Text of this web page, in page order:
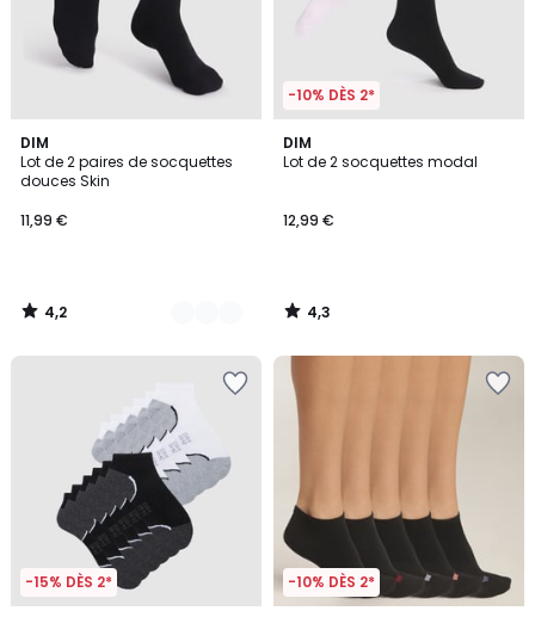
DIM
Lot de 2 paires de socquettes
douces Skin
11,99 €
4,2
/ 5
2
Couleurs
4,2
/
-10% DÈS 2*
DIM
Lot de 2 socquettes modal
12,99 €
4,3
/ 5
4,3
/
-15% DÈS 2* -10% DÈS 2*